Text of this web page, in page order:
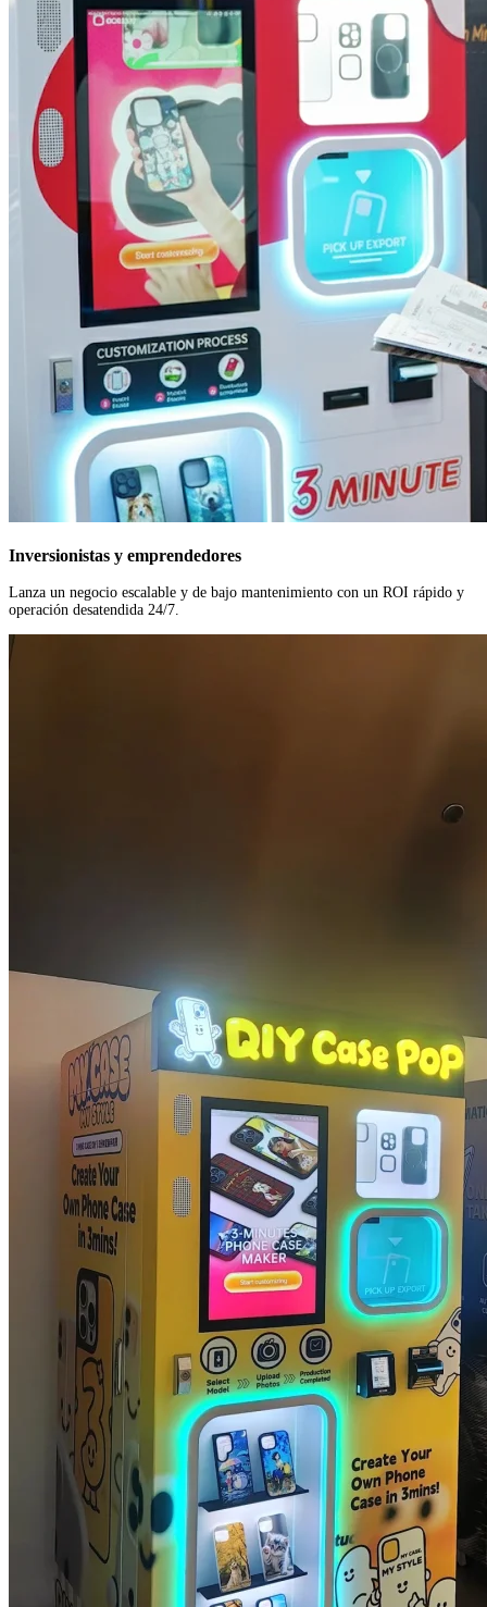
Inversionistas y emprendedores
Lanza un negocio escalable y de bajo mantenimiento con un ROI rápido y
operación desatendida 24/7.